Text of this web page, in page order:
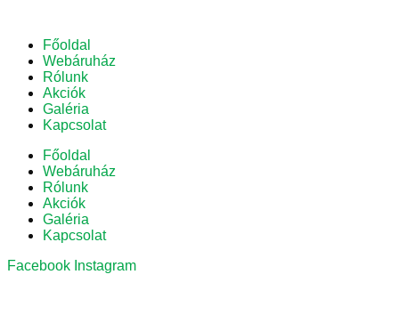
Főoldal
Webáruház
Rólunk
Akciók
Galéria
Kapcsolat
Főoldal
Webáruház
Rólunk
Akciók
Galéria
Kapcsolat
Facebook Instagram